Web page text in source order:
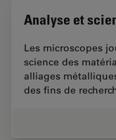
Analyse et
Les microscopes
science des
alliages
des fins de